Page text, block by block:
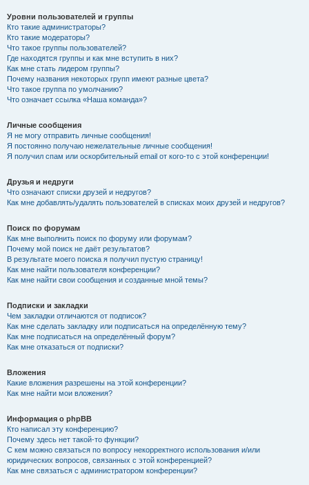
Уровни пользователей и группы
Кто такие администраторы?
Кто такие модераторы?
Что такое группы пользователей?
Где находятся группы и как мне вступить в них?
Как мне стать лидером группы?
Почему названия некоторых групп имеют разные цвета?
Что такое группа по умолчанию?
Что означает ссылка «Наша команда»?
Личные сообщения
Я не могу отправить личные сообщения!
Я постоянно получаю нежелательные личные сообщения!
Я получил спам или оскорбительный email от кого-то с этой конференции!
Друзья и недруги
Что означают списки друзей и недругов?
Как мне добавлять/удалять пользователей в списках моих друзей и недругов?
Поиск по форумам
Как мне выполнить поиск по форуму или форумам?
Почему мой поиск не даёт результатов?
В результате моего поиска я получил пустую страницу!
Как мне найти пользователя конференции?
Как мне найти свои сообщения и созданные мной темы?
Подписки и закладки
Чем закладки отличаются от подписок?
Как мне сделать закладку или подписаться на определённую тему?
Как мне подписаться на определённый форум?
Как мне отказаться от подписки?
Вложения
Какие вложения разрешены на этой конференции?
Как мне найти мои вложения?
Информация о phpBB
Кто написал эту конференцию?
Почему здесь нет такой-то функции?
С кем можно связаться по вопросу некорректного использования и/или
юридических вопросов, связанных с этой конференцией?
Как мне связаться с администратором конференции?